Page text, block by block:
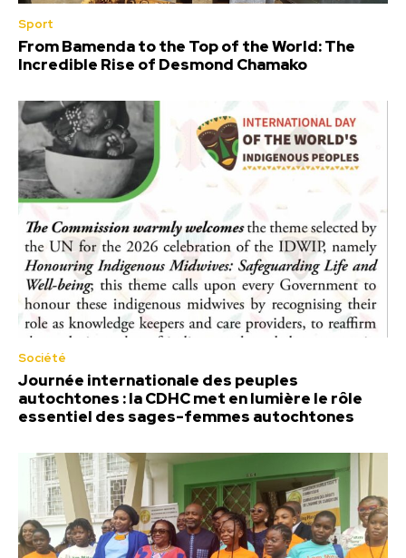
Sport
From Bamenda to the Top of the World: The
Incredible Rise of Desmond Chamako
Société
Journée internationale des peuples
autochtones : la CDHC met en lumière le rôle
essentiel des sages-femmes autochtones